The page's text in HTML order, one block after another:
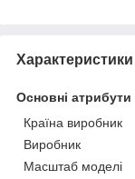
Характеристики
Основні атрибути
Країна виробник
Виробник
Масштаб моделі